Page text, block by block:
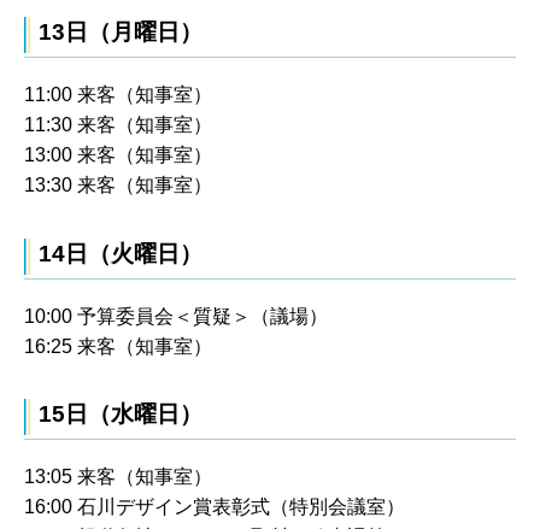
13日（月曜日）
11:00 来客（知事室）
11:30 来客（知事室）
13:00 来客（知事室）
13:30 来客（知事室）
14日（火曜日）
10:00 予算委員会＜質疑＞（議場）
16:25 来客（知事室）
15日（水曜日）
13:05 来客（知事室）
16:00 石川デザイン賞表彰式（特別会議室）